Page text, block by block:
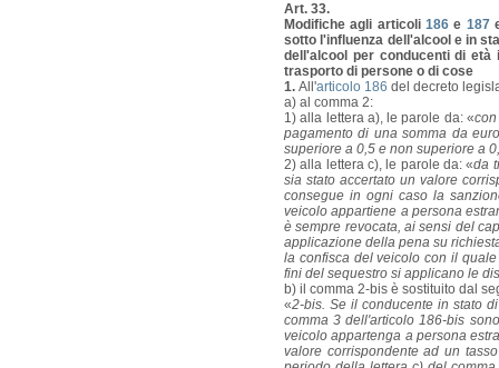
Art. 33.
Modifiche agli articoli186 e 187
sotto l'influenza dell'alcool e in
dell'alcool per conducenti di
trasporto di persone o di cose
1. All'articolo 186 del decreto
a) al comma 2:
1) alla lettera a), le parole da: «
pagamento di una somma da
superiore a 0,5 e non superiore a
2) alla lettera c), le parole da: «da
sia stato accertato un valore
consegue in ogni caso la
veicolo appartiene a persona
è sempre revocata, ai sensi del
applicazione della pena su
la confisca del veicolo con il
fini del sequestro si applicano le
b) il comma 2-bis è sostituito dal
«2-bis. Se il conducente in stato
comma 3 dell'articolo 186-bis
veicolo appartenga a persona
valore corrispondente ad un